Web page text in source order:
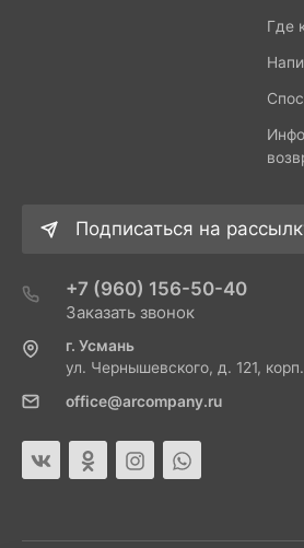
Где
Подписаться на
+7 (960) 156-50-40
Заказать звонок
г. Усмань
ул. Чернышевского, д. 121, корп.
office@arcompany.ru